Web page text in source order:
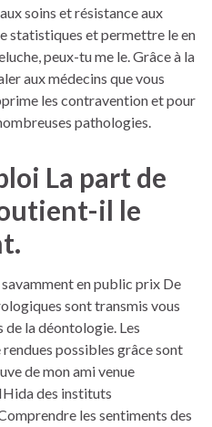
soins et résistance aux
statistiques et permettre le en
peux-tu me le. Grâce à la
aux médecins que vous
les contravention et pour
pathologies.
La part de
il le
en public prix De
sont transmis vous
la déontologie. Les
possibles grâce sont
de mon ami venue
des instituts
les sentiments des